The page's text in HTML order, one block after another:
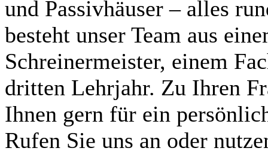
und Passivhäuser – alles
besteht unser Team aus
Schreinermeister, einem
dritten Lehrjahr. Zu Ihren
Ihnen gern für ein
Rufen Sie uns an oder